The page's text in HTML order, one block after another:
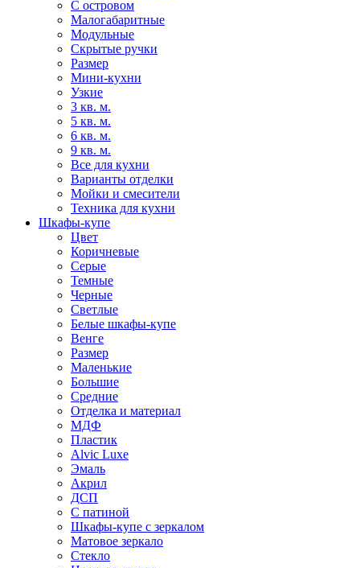
С островом
Малогабаритные
Модульные
Скрытые ручки
Размер
Мини-кухни
Узкие
3 кв. м.
5 кв. м.
6 кв. м.
9 кв. м.
Все для кухни
Варианты отделки
Мойки и смесители
Техника для кухни
Шкафы-купе
Цвет
Коричневые
Серые
Темные
Черные
Светлые
Белые шкафы-купе
Венге
Размер
Маленькие
Большие
Средние
Отделка и материал
МДФ
Пластик
Alvic Luxe
Эмаль
Акрил
ДСП
С патиной
Шкафы-купе с зеркалом
Матовое зеркало
Стекло